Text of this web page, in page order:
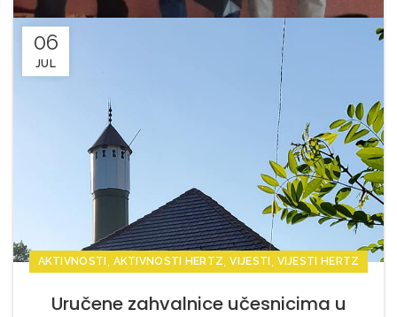
AKTIVNOSTI AKTIVNOSTI HERTZ ,VIJESTI VIJESTI HERTZ
Uručene zahvalnice učesnicima u
06
JUL